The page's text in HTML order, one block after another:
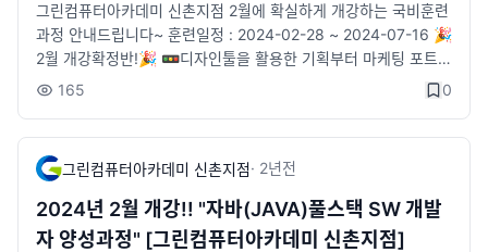
그린컴퓨터아카데미 신촌지점 2월에 확실하게 개강하는 국비훈련
과정 안내드립니다~ 훈련일정 : 2024-02-28 ~ 2024-07-16 🎉
2월 개강확정반!🎉 🚥디자인툴을 활용한 기획부터 마케팅 포트폴
리오까지 👩🏻🏫실무 경력 전문강사진 👨👩👦👦참여 대상자 : 시
✨수강을 희망하시면🛒수강신청 부탁드려요! 🚞위치 : 2호선 신
촌역 6번출구 앞 [5m] 🐥카카오톡 채널 : http://pf.kakao.com/
_tVjTxj 🐥신청 페이지 : https://sinchon.greenart.co.kr/servi
cecenter/online_consultation
165 0
그린컴퓨터아카데미 신촌지점· 2년전
2024년 2월 개강!! "자바(JAVA)풀스택 SW 개발
자 양성과정" [그린컴퓨터아카데미 신촌지점]